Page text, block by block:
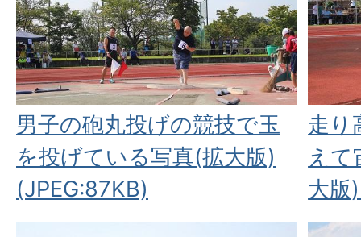
男子の砲丸投げの競技で玉
を投げている写真(拡大版)
(JPEG:87KB)
走り
え
大版